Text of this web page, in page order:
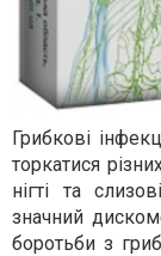
Грибкові
торкатися
нігті та
значний
боротьби з